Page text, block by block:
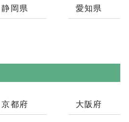
静岡県 愛知県
京都府 大阪府